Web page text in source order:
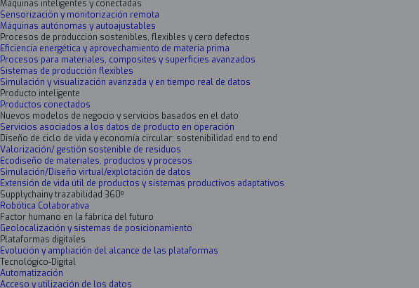
Máquinas inteligentes y conectadas
Sensorización y monitorización remota
Máquinas autónomas y autoajustables
Procesos de producción sostenibles, flexibles y cero defectos
Eficiencia energética y aprovechamiento de materia prima
Procesos para materiales, composites y superficies avanzados
Sistemas de producción flexibles
Simulación y visualización avanzada y en tiempo real de datos
Producto inteligente
Productos conectados
Nuevos modelos de negocio y servicios basados en el dato
Servicios asociados a los datos de producto en operación
Diseño de ciclo de vida y economía circular: sostenibilidad end to end
Valorización/ gestión sostenible de residuos
Ecodiseño de materiales, productos y procesos
Simulación/Diseño virtual/explotación de datos
Extensión de vida útil de productos y sistemas productivos adaptativos
Supplychainy trazabilidad 360º
Robótica Colaborativa
Factor humano en la fábrica del futuro
Geolocalización y sistemas de posicionamiento
Plataformas digitales
Evolución y ampliación del alcance de las plataformas
Tecnológico-Digital
Automatización
Acceso y utilización de los datos